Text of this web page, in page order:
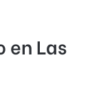
en Las